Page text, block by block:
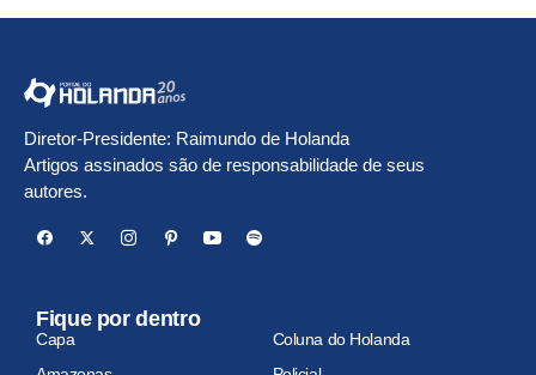
Diretor-Presidente: Raimundo de Holanda
Artigos assinados são de responsabilidade de seus
autores.
Fique por dentro
Capa
Coluna do Holanda